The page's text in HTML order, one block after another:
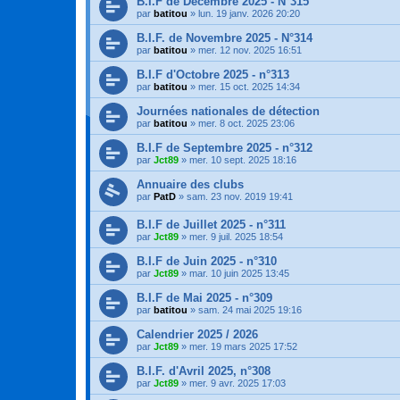
par batitou » lun. 19 janv. 2026 20:20
B.I.F. de Novembre 2025 - N°314
par batitou » mer. 12 nov. 2025 16:51
B.I.F d'Octobre 2025 - n°313
par batitou » mer. 15 oct. 2025 14:34
Journées nationales de détection
par batitou » mer. 8 oct. 2025 23:06
B.I.F de Septembre 2025 - n°312
par Jct89 » mer. 10 sept. 2025 18:16
Annuaire des clubs
par PatD » sam. 23 nov. 2019 19:41
B.I.F de Juillet 2025 - n°311
par Jct89 » mer. 9 juil. 2025 18:54
B.I.F de Juin 2025 - n°310
par Jct89 » mar. 10 juin 2025 13:45
B.I.F de Mai 2025 - n°309
par batitou » sam. 24 mai 2025 19:16
Calendrier 2025 / 2026
par Jct89 » mer. 19 mars 2025 17:52
B.I.F. d'Avril 2025, n°308
par Jct89 » mer. 9 avr. 2025 17:03